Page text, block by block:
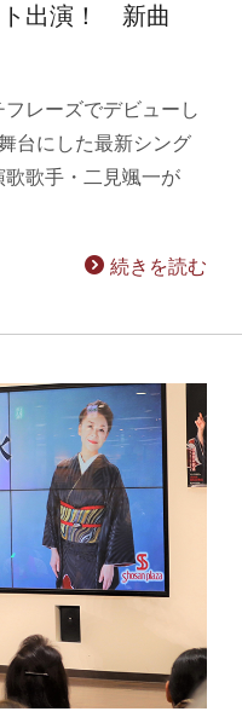
ト出演！ 新曲
フレーズでデビューし
台にした最新シング
歌手・二見颯一が
続きを読む